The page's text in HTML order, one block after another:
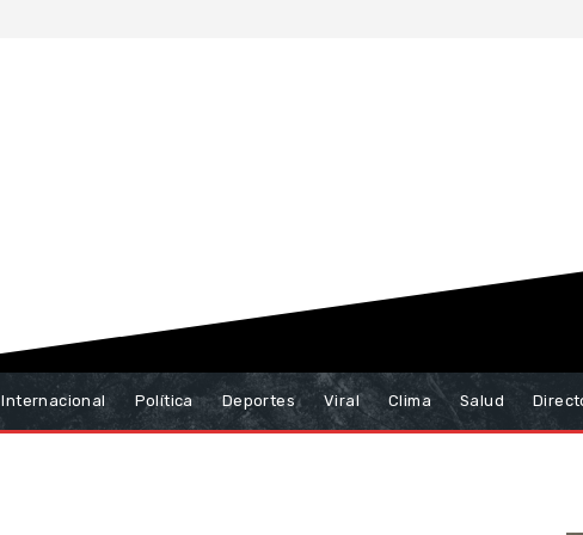
Internacional Política Deportes Viral Clima Salud